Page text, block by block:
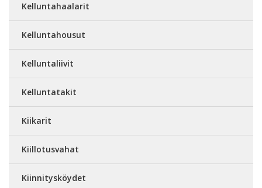
Kelluntahaalarit
Kelluntahousut
Kelluntaliivit
Kelluntatakit
Kiikarit
Kiillotusvahat
Kiinnitysköydet